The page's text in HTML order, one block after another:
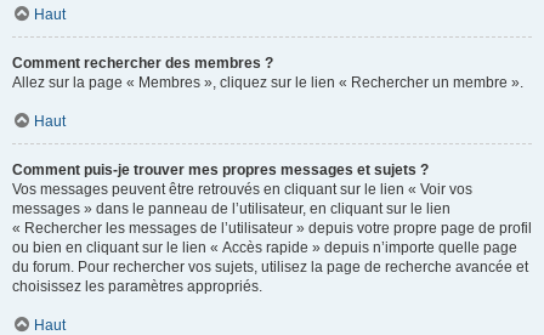
Haut
Comment rechercher des membres ?
Allez sur la page « Membres », cliquez sur le lien « Rechercher un membre ».
Haut
Comment puis-je trouver mes propres messages et sujets ?
Vos messages peuvent être retrouvés en cliquant sur le lien « Voir vos
messages » dans le panneau de l’utilisateur, en cliquant sur le lien
« Rechercher les messages de l’utilisateur » depuis votre propre page de profil
ou bien en cliquant sur le lien « Accès rapide » depuis n’importe quelle page
du forum. Pour rechercher vos sujets, utilisez la page de recherche avancée et
choisissez les paramètres appropriés.
Haut